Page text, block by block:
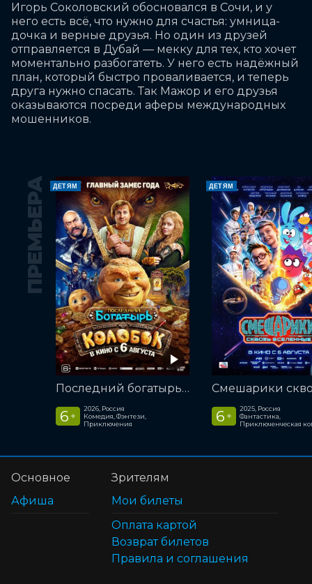
Игорь Соколовский обосновался в Сочи, и у
него есть всё, что нужно для счастья: умница-
дочка и верные друзья. Но один из друзей
отправляется в Дубай — мекку для тех, кто хочет
моментально разбогатеть. У него есть надёжный
план, который быстро проваливается, и теперь
друга нужно спасать. Так Мажор и его друзья
оказываются посреди аферы международных
мошенников.
ПРЕМЬЕРА ДЕТЯМ
Последний богатырь. Колобок
6 +
2026, Россия
Комедия, Фэнтези,
Приключения
ДЕТЯМ
6 +
2025, Россия
Фантастика,
Приключенческая
Основное
Афиша
Зрителям
Мои билеты
Оплата картой
Возврат билетов
Правила и соглашения